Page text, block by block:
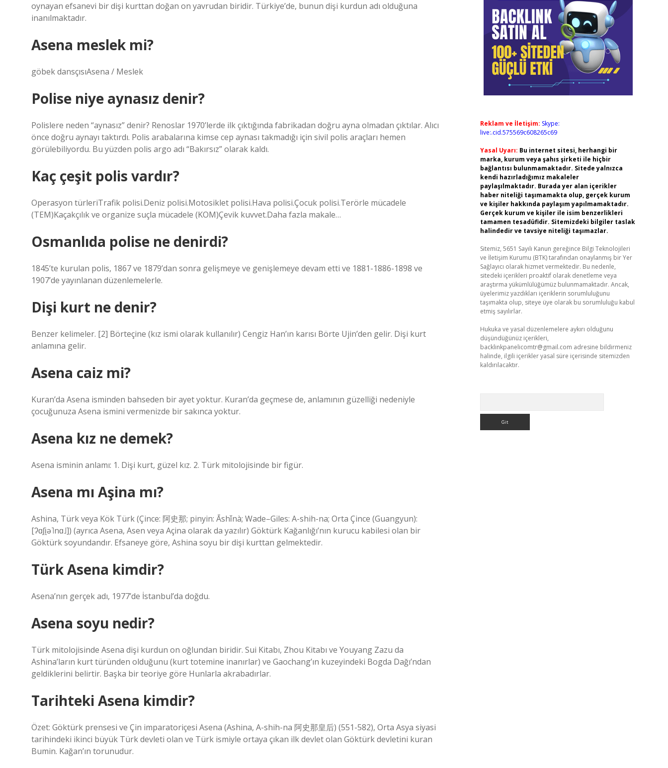
oynayan efsanevi bir dişi kurttan doğan on yavrudan biridir. Türkiye’de, bunun dişi kurdun adı olduğuna
inanılmaktadır.
Asena meslek mi?
göbek dansçısıAsena / Meslek
Polise niye aynasız denir?
Polislere neden “aynasız” denir? Renoslar 1970’lerde ilk çıktığında fabrikadan doğru ayna olmadan çıktılar. Alıcı
önce doğru aynayı taktırdı. Polis arabalarına kimse cep aynası takmadığı için sivil polis araçları hemen
görülebiliyordu. Bu yüzden polis argo adı “Bakırsız” olarak kaldı.
Kaç çeşit polis vardır?
Operasyon türleriTrafik polisi.Deniz polisi.Motosiklet polisi.Hava polisi.Çocuk polisi.Terörle mücadele
(TEM)Kaçakçılık ve organize suçla mücadele (KOM)Çevik kuvvet.Daha fazla makale…
Osmanlıda polise ne denirdi?
1845’te kurulan polis, 1867 ve 1879’dan sonra gelişmeye ve genişlemeye devam etti ve 1881-1886-1898 ve
1907’de yayınlanan düzenlemelerle.
Dişi kurt ne denir?
Benzer kelimeler. [2] Börteçine (kız ismi olarak kullanılır) Cengiz Han’ın karısı Börte Ujin’den gelir. Dişi kurt
anlamına gelir.
Asena caiz mi?
Kuran’da Asena isminden bahseden bir ayet yoktur. Kuran’da geçmese de, anlamının güzelliği nedeniyle
çocuğunuza Asena ismini vermenizde bir sakınca yoktur.
Asena kız ne demek?
Asena isminin anlamı: 1. Dişi kurt, güzel kız. 2. Türk mitolojisinde bir figür.
Asena mı Aşina mı?
Ashina, Türk veya Kök Türk (Çince: 阿史那; pinyin: Āshǐnà; Wade–Giles: A-shih-na; Orta Çince (Guangyun):
[ʔɑʃi̯ə˥nɑ˩]) (ayrıca Asena, Asen veya Açina olarak da yazılır) Göktürk Kağanlığı’nın kurucu kabilesi olan bir
Göktürk soyundandır. Efsaneye göre, Ashina soyu bir dişi kurttan gelmektedir.
Türk Asena kimdir?
Asena’nın gerçek adı, 1977’de İstanbul’da doğdu.
Asena soyu nedir?
Türk mitolojisinde Asena dişi kurdun on oğlundan biridir. Sui Kitabı, Zhou Kitabı ve Youyang Zazu da
Ashina’ların kurt türünden olduğunu (kurt totemine inanırlar) ve Gaochang’ın kuzeyindeki Bogda Dağı’ndan
geldiklerini belirtir. Başka bir teoriye göre Hunlarla akrabadırlar.
Tarihteki Asena kimdir?
Özet: Göktürk prensesi ve Çin imparatoriçesi Asena (Ashina, A-shih-na 阿史那皇后) (551-582), Orta Asya siyasi
tarihindeki ikinci büyük Türk devleti olan ve Türk ismiyle ortaya çıkan ilk devlet olan Göktürk devletini kuran
Bumin. Kağan’ın torunudur.
Reklam ve İletişim: Skype:
live:.cid.575569c608265c69
Yasal Uyarı: Bu internet sitesi, herhangi bir
marka, kurum veya şahıs şirketi ile hiçbir
bağlantısı bulunmamaktadır. Sitede yalnızca
kendi hazırladığımız makaleler
paylaşılmaktadır. Burada yer alan içerikler
haber niteliği taşımamakta olup, gerçek kurum
ve kişiler hakkında paylaşım yapılmamaktadır.
Gerçek kurum ve kişiler ile isim benzerlikleri
tamamen tesadüfidir. Sitemizdeki bilgiler taslak
halindedir ve tavsiye niteliği taşımazlar.
Sitemiz, 5651 Sayılı Kanun gereğince Bilgi Teknolojileri
ve İletişim Kurumu (BTK) tarafından onaylanmış bir Yer
Sağlayıcı olarak hizmet vermektedir. Bu nedenle,
sitedeki içerikleri proaktif olarak denetleme veya
araştırma yükümlülüğümüz bulunmamaktadır. Ancak,
üyelerimiz yazdıkları içeriklerin sorumluluğunu
taşımakta olup, siteye üye olarak bu sorumluluğu kabul
etmiş sayılırlar.
Hukuka ve yasal düzenlemelere aykırı olduğunu
düşündüğünüz içerikleri,
backlinkpanelicomtr@gmail.com adresine bildirmeniz
halinde, ilgili içerikler yasal süre içerisinde sitemizden
kaldırılacaktır.